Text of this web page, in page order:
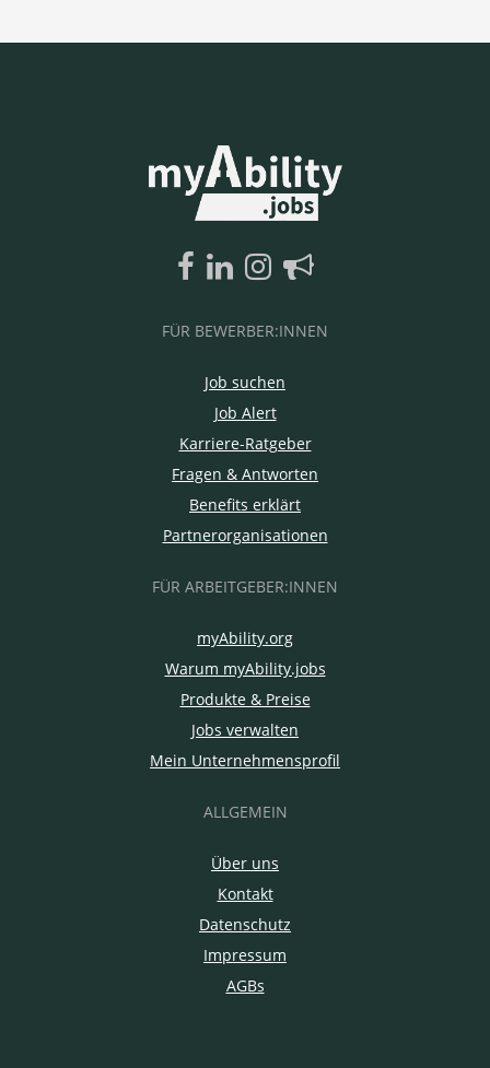
FÜR BEWERBER:INNEN
Job suchen
Job Alert
Karriere-Ratgeber
Fragen & Antworten
Benefits erklärt
Partnerorganisationen
FÜR ARBEITGEBER:INNEN
myAbility.org
Warum myAbility.jobs
Produkte & Preise
Jobs verwalten
Mein Unternehmensprofil
ALLGEMEIN
Über uns
Kontakt
Datenschutz
Impressum
AGBs